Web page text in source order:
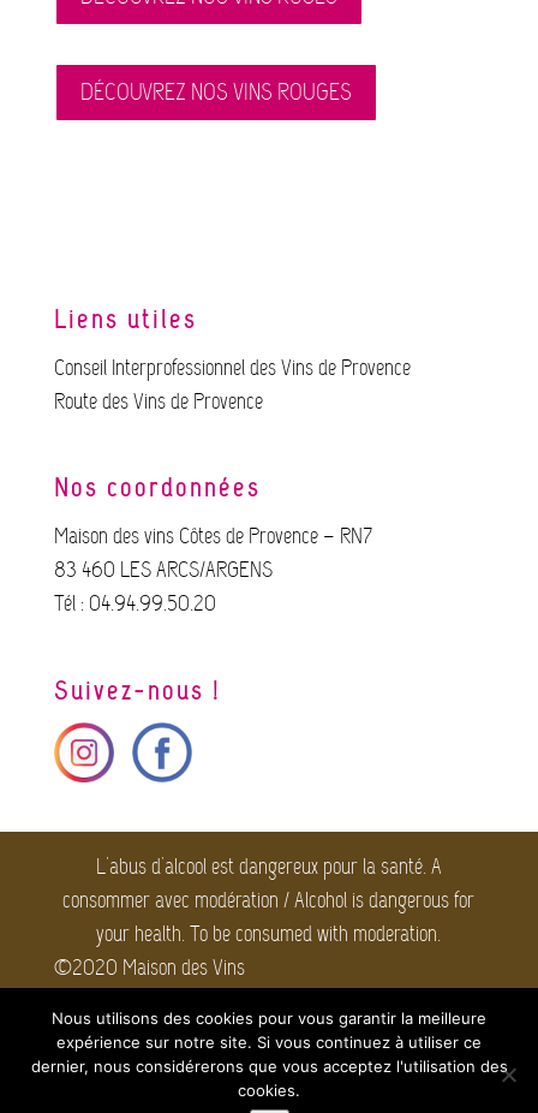
DÉCOUVREZ NOS VINS ROUGES
Liens utiles
Conseil Interprofessionnel des Vins de Provence
Route des Vins de Provence
Nos coordonnées
Maison des vins Côtes de Provence – RN7
83 460 LES ARCS/ARGENS
Tél : 04.94.99.50.20
Suivez-nous !
L'abus d'alcool est dangereux pour la santé. A
consommer avec modération / Alcohol is dangerous for
your health. To be consumed with moderation.
©2020 Maison des Vins
droits réservés. Mentions
légales
Webmaster : taikA |Agence Web et Communication
Nous utilisons des cookies pour vous garantir la meilleure
expérience sur notre site. Si vous continuez à utiliser ce
dernier, nous considérerons que vous acceptez l'utilisation des
cookies.